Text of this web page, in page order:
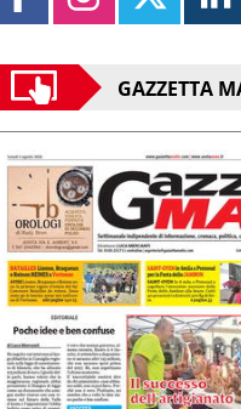
GAZZETTA